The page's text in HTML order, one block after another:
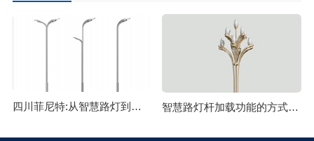
四川菲尼特:从智慧路灯到数字孪生再到元宇宙 智慧路灯杆加载功能的方式主要有哪些